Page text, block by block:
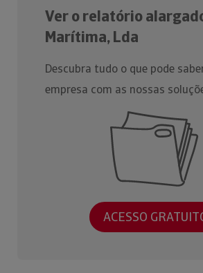
Ver o relatório
Marítima, Lda
Descubra tudo o que pode
empresa com as nossas
ACESSO